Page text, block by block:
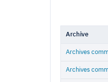
Archive
Archive
Archives
Archives